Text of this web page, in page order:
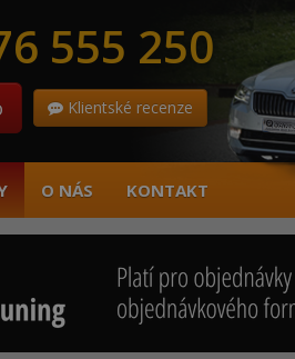
555 250
Klientské recenze
O NÁS KONTAKT